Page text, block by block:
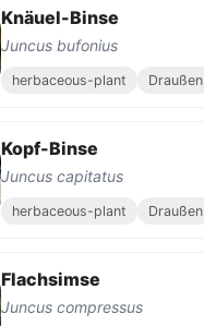
Knäuel-Binse
Juncus bufonius
herbaceous-plant Draußen
Kopf-Binse
Juncus capitatus
herbaceous-plant Draußen
Flachsimse
Juncus compressus